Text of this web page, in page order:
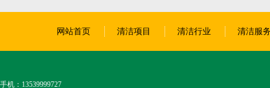
网站首页 清洁项目 清洁行业 清洁服
手机：13539999727